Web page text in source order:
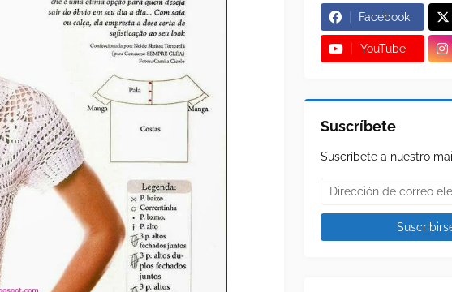
Facebook
YouTube
Suscríbete
Suscríbete a nuestro